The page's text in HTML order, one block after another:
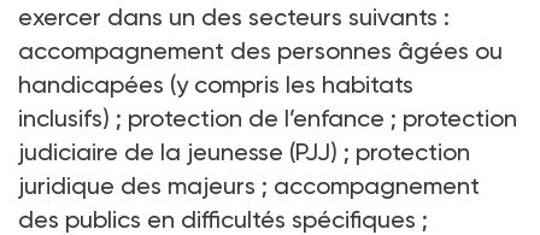
exercer dans un des secteurs suivants :
accompagnement des personnes âgées ou
handicapées (y compris les habitats
inclusifs) ; protection de l’enfance ; protection
judiciaire de la jeunesse (PJJ) ; protection
juridique des majeurs ; accompagnement
des publics en difficultés spécifiques ;